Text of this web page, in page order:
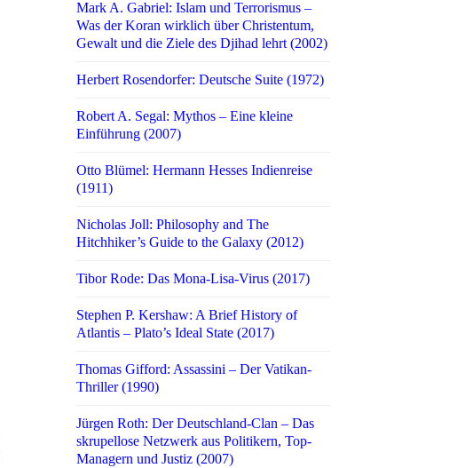
Mark A. Gabriel: Islam und Terrorismus –
Was der Koran wirklich über Christentum,
Gewalt und die Ziele des Djihad lehrt (2002)
Herbert Rosendorfer: Deutsche Suite (1972)
Robert A. Segal: Mythos – Eine kleine
Einführung (2007)
Otto Blümel: Hermann Hesses Indienreise
(1911)
Nicholas Joll: Philosophy and The
Hitchhiker’s Guide to the Galaxy (2012)
Tibor Rode: Das Mona-Lisa-Virus (2017)
Stephen P. Kershaw: A Brief History of
Atlantis – Plato’s Ideal State (2017)
Thomas Gifford: Assassini – Der Vatikan-
Thriller (1990)
Jürgen Roth: Der Deutschland-Clan – Das
skrupellose Netzwerk aus Politikern, Top-
Managern und Justiz (2007)